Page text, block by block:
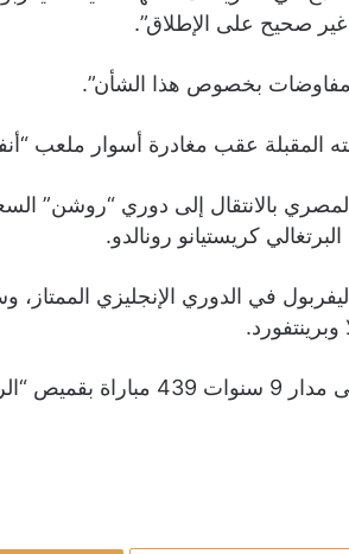
صحيح على الإطلاق”.
مفاوضات بخصوص هذا الشأن”.
عقب مغادرة أسوار ملعب
بالانتقال إلى دوري “روشن”
كريستيانو رونالدو.
فقط مع ليفربول في الدوري الإنجليزي